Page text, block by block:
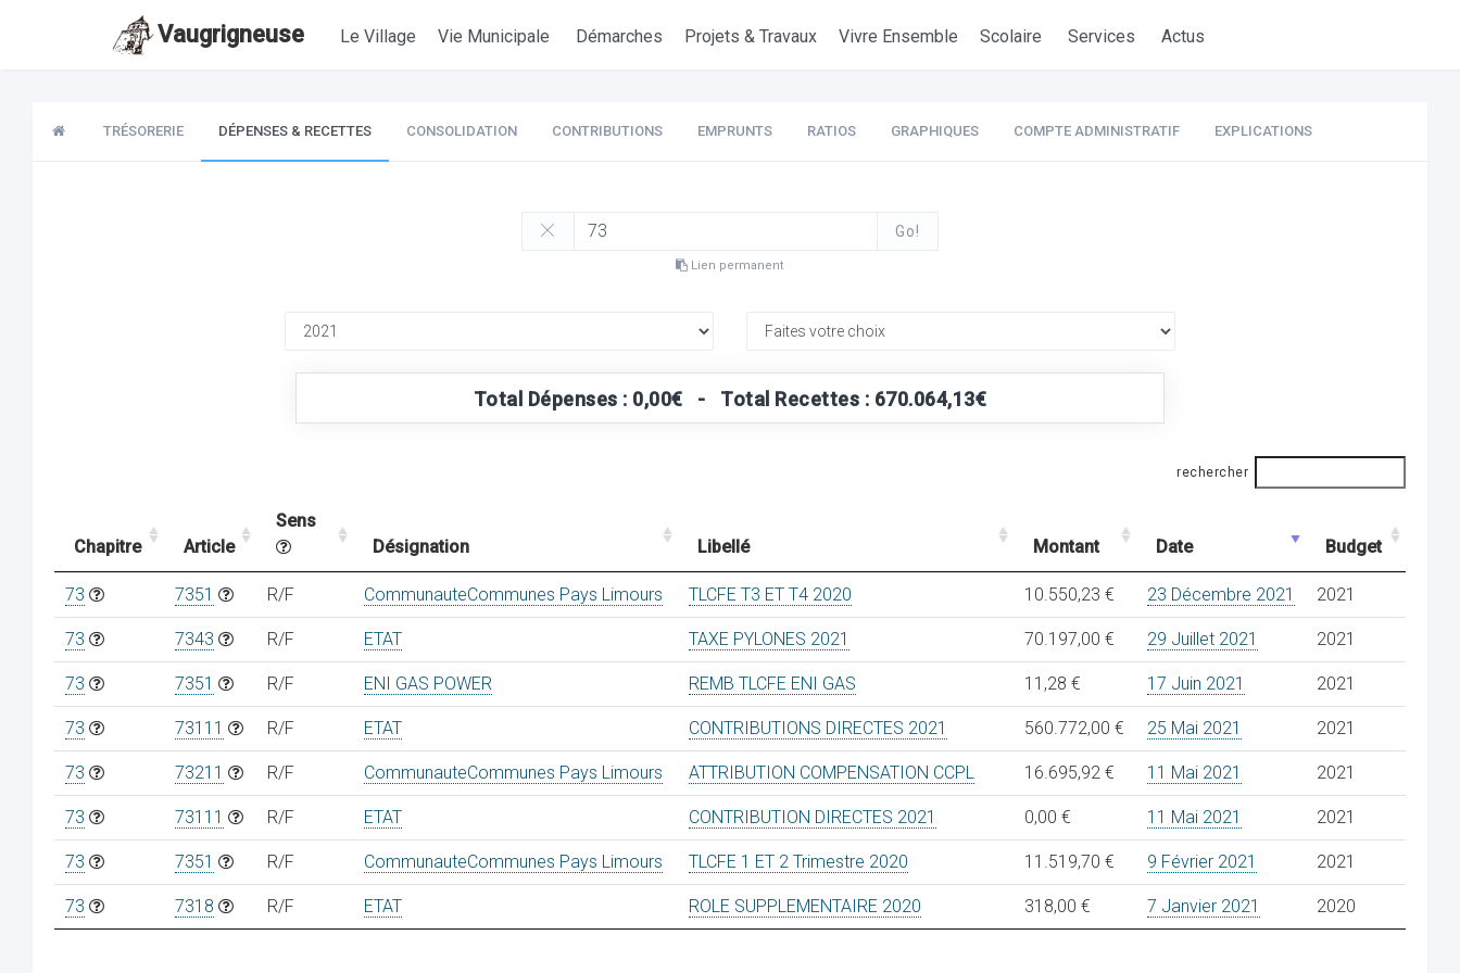
Vaugrigneuse Le Village Vie Municipale Démarches Projets & Travaux Vivre Ensemble Scolaire Services Actus
TRÉSORERIE DÉPENSES & RECETTES CONSOLIDATION CONTRIBUTIONS EMPRUNTS RATIOS GRAPHIQUES COMPTE ADMINISTRATIF EXPLICATIONS
Go!
Lien permanent
Total Dépenses : 0,00€ - Total Recettes : 670.064,13€
rechercher
Chapitre Article
Sens
Désignation
Libellé Montant Date Budget
73 7351 R/F CommunauteCommunes Pays Limours TLCFE T3 ET T4 2020 10.550,23 € 23 Décembre 2021 2021
73 7343 R/F ETAT TAXE PYLONES 2021 70.197,00 € 29 Juillet 2021 2021
73 7351 R/F ENI GAS POWER REMB TLCFE ENI GAS 11,28 € 17 Juin 2021 2021
73 73111 R/F ETAT CONTRIBUTIONS DIRECTES 2021 560.772,00 € 25 Mai 2021 2021
73 73211 R/F CommunauteCommunes Pays Limours ATTRIBUTION COMPENSATION CCPL 16.695,92 € 11 Mai 2021 2021
73 73111 R/F ETAT CONTRIBUTION DIRECTES 2021 0,00 € 11 Mai 2021 2021
73 7351 R/F CommunauteCommunes Pays Limours TLCFE 1 ET 2 Trimestre 2020 11.519,70 € 9 Février 2021 2021
73 7318 R/F ETAT ROLE SUPPLEMENTAIRE 2020 318,00 € 7 Janvier 2021 2020